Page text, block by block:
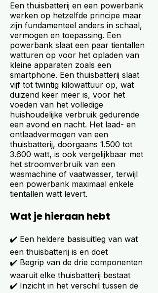
Een thuisbatterij en een powerbank
werken op hetzelfde principe maar
zijn fundamenteel anders in schaal,
vermogen en toepassing. Een
powerbank slaat een paar tientallen
watturen op voor het opladen van
kleine apparaten zoals een
smartphone. Een thuisbatterij slaat
vijf tot twintig kilowattuur op, wat
duizend keer meer is, voor het
voeden van het volledige
huishoudelijke verbruik gedurende
een avond en nacht. Het laad- en
ontlaadvermogen van een
thuisbatterij, doorgaans 1.500 tot
3.600 watt, is ook vergelijkbaar met
het stroomverbruik van een
wasmachine of vaatwasser, terwijl
een powerbank maximaal enkele
tientallen watt levert.
Wat je hieraan hebt
✔️ Een heldere basisuitleg van wat
een thuisbatterij is en doet
✔️ Begrip van de drie componenten
waaruit elke thuisbatterij bestaat
✔️ Inzicht in het verschil tussen de